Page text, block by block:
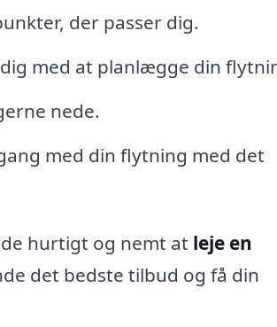
der passer dig.
med at planlægge din
nede.
med din flytning med det
hurtigt og nemt at leje en
det bedste tilbud og få din